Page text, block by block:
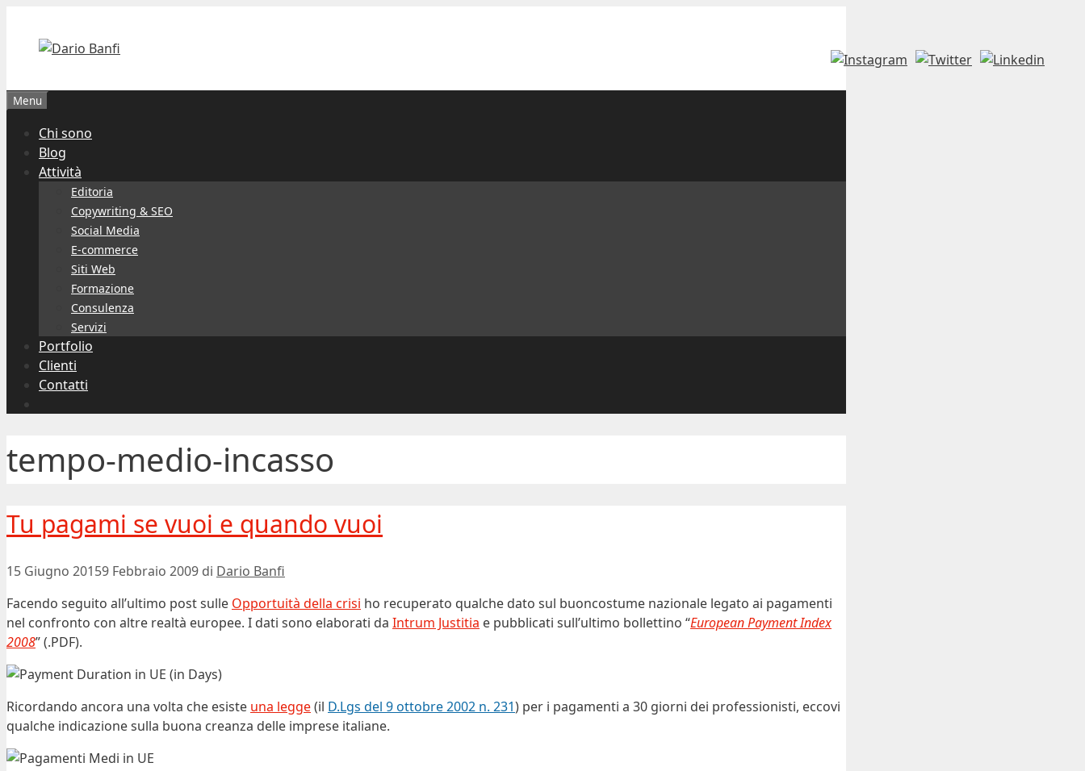
contenuto
Menu
Chi sono
Blog
Attività
Editoria
Copywriting & SEO
Social Media
E-commerce
Siti Web
Formazione
Consulenza
Servizi
Portfolio
Clienti
Contatti
tempo-medio-incasso
Tu pagami se vuoi e quando vuoi
15 Giugno 20159 Febbraio 2009 di Dario Banfi
Facendo seguito all’ultimo post sulle Opportuità della crisi ho recuperato qualche dato sul buoncostume nazionale legato ai pagamenti
nel confronto con altre realtà europee. I dati sono elaborati da Intrum Justitia e pubblicati sull’ultimo bollettino “European Payment Index
2008” (.PDF).
Ricordando ancora una volta che esiste una legge(il D.Lgs del 9 ottobre 2002 n. 231) per i pagamenti a 30 giorni dei professionisti, eccovi
qualche indicazione sulla buona creanza delle imprese italiane.